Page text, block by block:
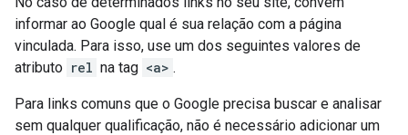
informar ao Google qual é sua relação com a página
vinculada. Para isso, use um dos seguintes valores de
atributo rel na tag <a> .
Para links comuns que o Google precisa buscar e analisar
sem qualquer qualificação, não é necessário adicionar um